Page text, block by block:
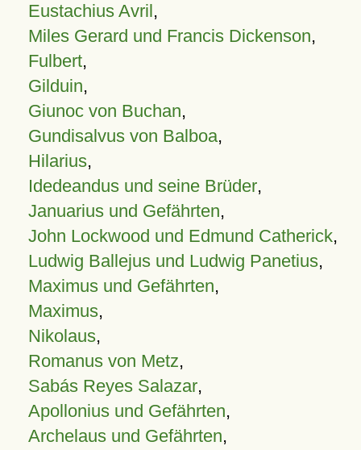
Eustachius Avril,
Miles Gerard und Francis Dickenson,
Fulbert,
Gilduin,
Giunoc von Buchan,
Gundisalvus von Balboa,
Hilarius,
Idedeandus und seine Brüder,
Januarius und Gefährten,
John Lockwood und Edmund Catherick,
Ludwig Ballejus und Ludwig Panetius,
Maximus und Gefährten,
Maximus,
Nikolaus,
Romanus von Metz,
Sabás Reyes Salazar,
Apollonius und Gefährten,
Archelaus und Gefährten,